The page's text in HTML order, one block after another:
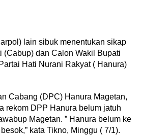
lain sibuk menentukan sikap
(Cabup) dan Calon Wakil Bupati
Hati Nurani Rakyat ( Hanura)
Cabang (DPC) Hanura Magetan,
rekom DPP Hanura belum jatuh
Magetan. ” Hanura belum ke
kata Tikno, Minggu ( 7/1).